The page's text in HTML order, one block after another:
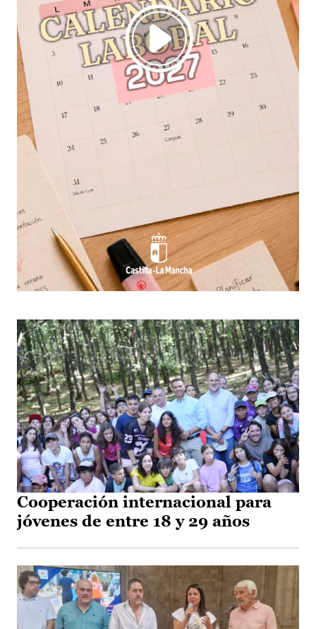
Cooperación internacional para
jóvenes de entre 18 y 29 años